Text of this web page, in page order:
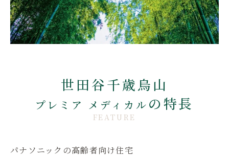
世田谷千歳烏山
プレミア メディカル の特長
FEATURE
パナソニックの高齢者向け住宅